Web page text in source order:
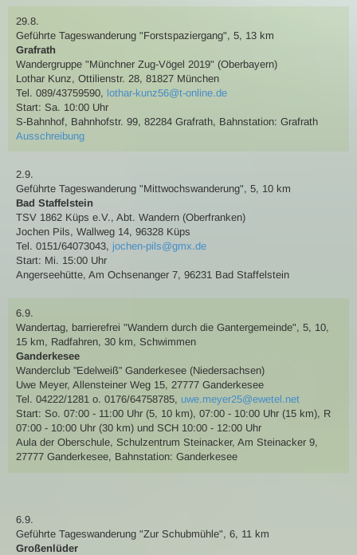
29.8.
Geführte Tageswanderung "Forstspaziergang", 5, 13 km
Grafrath
Wandergruppe "Münchner Zug-Vögel 2019" (Oberbayern)
Lothar Kunz, Ottilienstr. 28, 81827 München
Tel. 089/43759590, lothar-kunz56@t-online.de
Start: Sa. 10:00 Uhr
S-Bahnhof, Bahnhofstr. 99, 82284 Grafrath, Bahnstation: Grafrath
Ausschreibung
2.9.
Geführte Tageswanderung "Mittwochswanderung", 5, 10 km
Bad Staffelstein
TSV 1862 Küps e.V., Abt. Wandern (Oberfranken)
Jochen Pils, Wallweg 14, 96328 Küps
Tel. 0151/64073043, jochen-pils@gmx.de
Start: Mi. 15:00 Uhr
Angerseehütte, Am Ochsenanger 7, 96231 Bad Staffelstein
6.9.
Wandertag, barrierefrei "Wandern durch die Gantergemeinde", 5, 10,
15 km, Radfahren, 30 km, Schwimmen
Ganderkesee
Wanderclub ”Edelweiß” Ganderkesee (Niedersachsen)
Uwe Meyer, Allensteiner Weg 15, 27777 Ganderkesee
Tel. 04222/1281 o. 0176/64758785, uwe.meyer25@ewetel.net
Start: So. 07:00 - 11:00 Uhr (5, 10 km), 07:00 - 10:00 Uhr (15 km), R
07:00 - 10:00 Uhr (30 km) und SCH 10:00 - 12:00 Uhr
Aula der Oberschule, Schulzentrum Steinacker, Am Steinacker 9,
27777 Ganderkesee, Bahnstation: Ganderkesee
6.9.
Geführte Tageswanderung "Zur Schubmühle", 6, 11 km
Großenlüder